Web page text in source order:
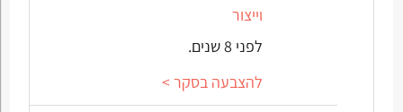
וייצור
לפני 8 שנים.
להצבעה בסקר >